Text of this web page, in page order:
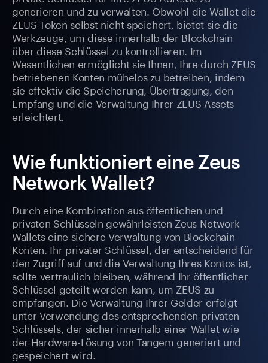
generieren und zu verwalten. Obwohl die Wallet die
ZEUS-Token selbst nicht speichert, bietet sie die
Werkzeuge, um diese innerhalb der Blockchain
über diese Schlüssel zu kontrollieren. Im
Wesentlichen ermöglicht sie Ihnen, Ihre durch ZEUS
betriebenen Konten mühelos zu betreiben, indem
sie effektiv die Speicherung, Übertragung, den
Empfang und die Verwaltung Ihrer ZEUS-Assets
erleichtert.
Wie funktioniert eine Zeus
Network Wallet?
Durch eine Kombination aus öffentlichen und
privaten Schlüsseln gewährleisten Zeus Network
Wallets eine sichere Verwaltung von Blockchain-
Konten. Ihr privater Schlüssel, der entscheidend für
den Zugriff auf und die Verwaltung Ihres Kontos ist,
sollte vertraulich bleiben, während Ihr öffentlicher
Schlüssel geteilt werden kann, um ZEUS zu
empfangen. Die Verwaltung Ihrer Gelder erfolgt
unter Verwendung des entsprechenden privaten
Schlüssels, der sicher innerhalb einer Wallet wie
der Hardware-Lösung von Tangem generiert und
gespeichert wird.